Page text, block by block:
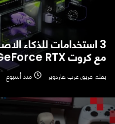
3 استخدامات للذكاء
مع كروت GeForce RTX لصناع المحتوى
بقلم فريق عرب هاردوير منذ أسبوع